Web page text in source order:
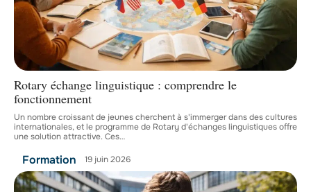
Rotary échange linguistique : comprendre le
fonctionnement
Un nombre croissant de jeunes cherchent à s'immerger dans des cultures
internationales, et le programme de Rotary d'échanges linguistiques offre
une solution attractive. Ces…
Formation 19 juin 2026